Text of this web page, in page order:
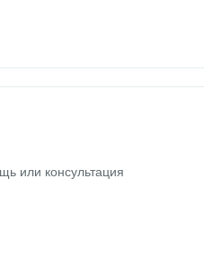
или консультация